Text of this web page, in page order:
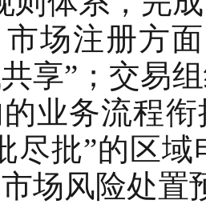
场注册方
享”；交易
业务流程
尽批”的区
场风险处置